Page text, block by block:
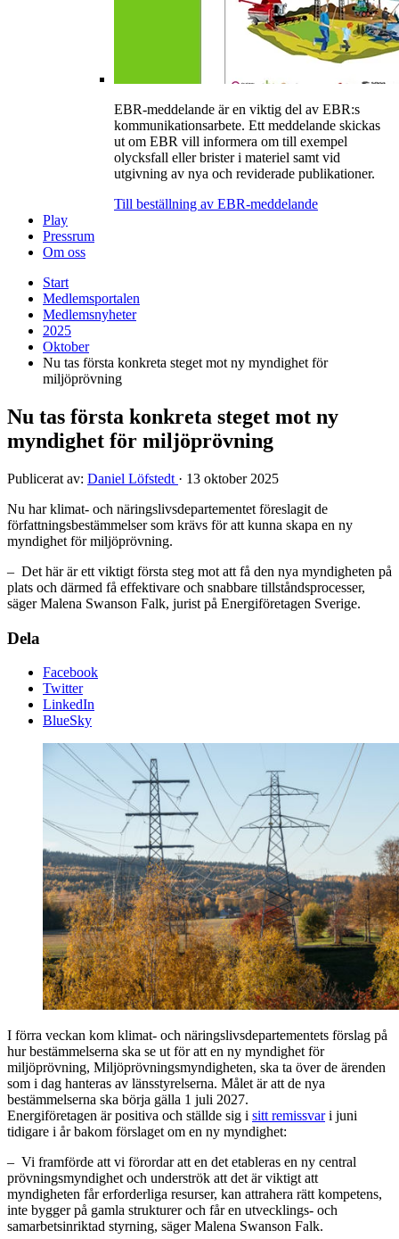
EBR-meddelande är en viktig del av EBR:s
kommunikationsarbete. Ett meddelande skickas
ut om EBR vill informera om till exempel
olycksfall eller brister i materiel samt vid
utgivning av nya och reviderade publikationer.
Till beställning av EBR-meddelande
Play
Pressrum
Om oss
Start
Medlemsportalen
Medlemsnyheter
2025
Oktober
Nu tas första konkreta steget mot ny myndighet för
miljöprövning
Nu tas första konkreta steget mot ny
myndighet för miljöprövning
Publicerat av: Daniel Löfstedt · 13 oktober 2025
Nu har klimat- och näringslivsdepartementet föreslagit de
författningsbestämmelser som krävs för att kunna skapa en ny
myndighet för miljöprövning.
– Det här är ett viktigt första steg mot att få den nya myndigheten på
plats och därmed få effektivare och snabbare tillståndsprocesser,
säger Malena Swanson Falk, jurist på Energiföretagen Sverige.
Dela
Facebook
Twitter
LinkedIn
BlueSky
I förra veckan kom klimat- och näringslivsdepartementets förslag på
hur bestämmelserna ska se ut för att en ny myndighet för
miljöprövning, Miljöprövningsmyndigheten, ska ta över de ärenden
som i dag hanteras av länsstyrelserna. Målet är att de nya
bestämmelserna ska börja gälla 1 juli 2027.
Energiföretagen är positiva och ställde sig i sitt remissvari juni
tidigare i år bakom förslaget om en ny myndighet:
– Vi framförde att vi förordar att en det etableras en ny central
prövningsmyndighet och underströk att det är viktigt att
myndigheten får erforderliga resurser, kan attrahera rätt kompetens,
inte bygger på gamla strukturer och får en utvecklings- och
samarbetsinriktad styrning, säger Malena Swanson Falk.